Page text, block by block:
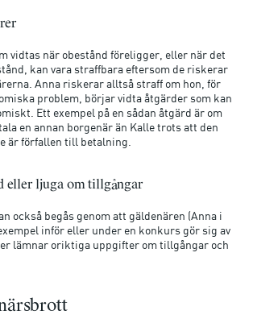
vidtas när obestånd föreligger, eller när det
kan vara straffbara eftersom de riskerar
Anna riskerar alltså straff om hon, för
problem, börjar vidta åtgärder som kan
Ett exempel på en sådan åtgärd är om
en annan borgenär än Kalle trots att den
är förfallen till betalning.
eller ljuga om tillgångar
också begås genom att gäldenären (Anna i
inför eller under en konkurs gör sig av
lämnar oriktiga uppgifter om tillgångar och